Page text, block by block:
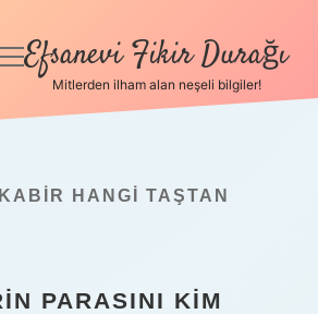
Efsanevi Fikir Durağı
Mitlerden ilham alan neşeli bilgiler!
HANGI TAŞTAN
PARASINI KIM